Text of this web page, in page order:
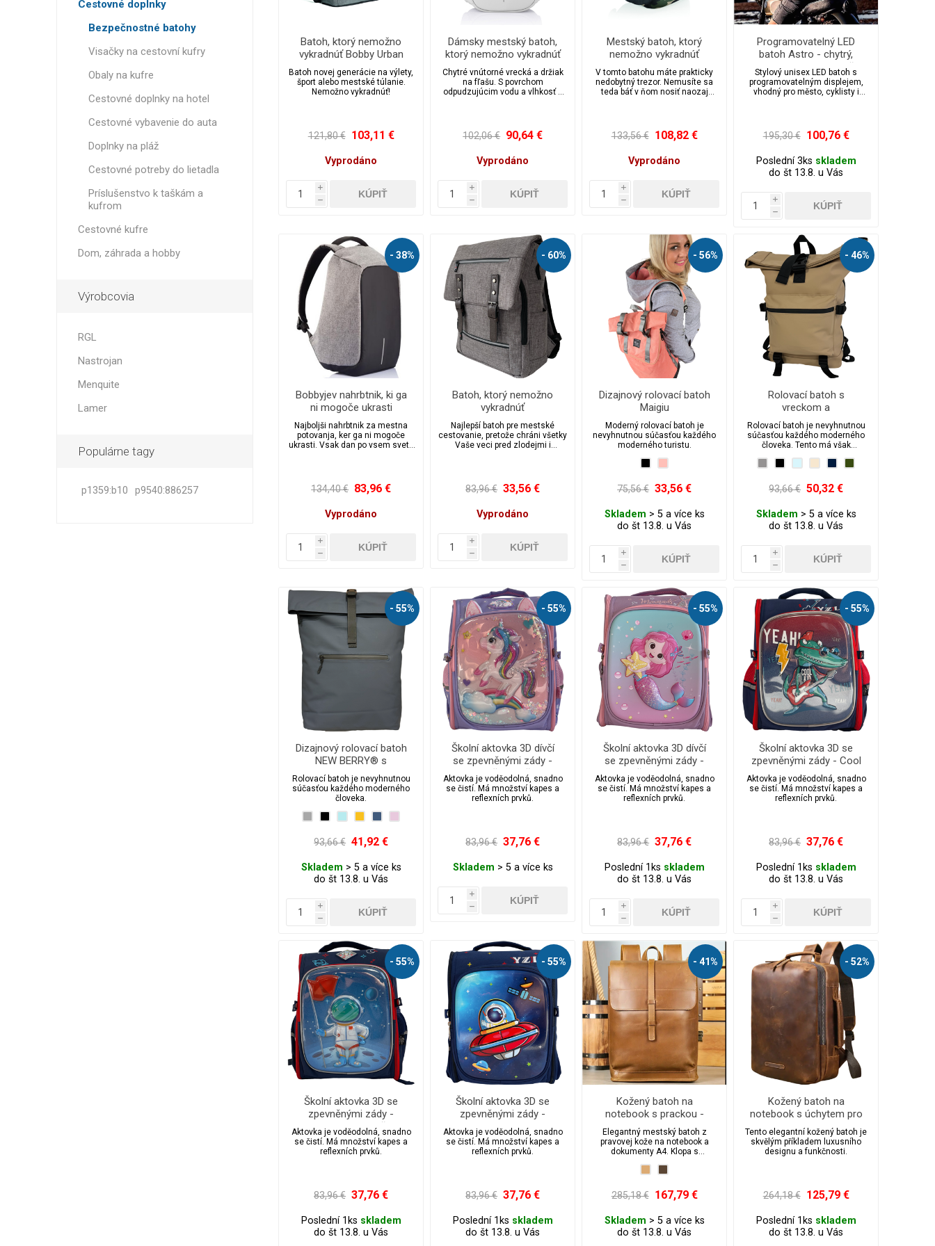
Zobraziť viac
Legíny
Batoh, ktorý nemožno
vykradnúť Bobby Urban
Lite, XD Design - 3 farby
Batoh novej generácie na výlety,
šport alebo mestské túlanie.
Nemožno vykradnúť!
121,80 € 103,11 €
Vyprodáno
i
h
Dámsky mestský batoh,
ktorý nemožno vykradnúť
Bobby Elle
Chytré vnútorné vrecká a držiak
na fľašu. S povrchom
odpudzujúcim vodu a vlhkosť a
102,06 € 90,64 €
Vyprodáno
i
h
Mestský batoh, ktorý
nemožno vykradnúť
Bobby, 14 ", XD Design,
camouflage
V tomto batohu máte prakticky
nedobytný trezor. Nemusíte sa
teda báť v ňom nosiť naozaj
133,56 € 108,82 €
Vyprodáno
i
h
Programovatelný LED
batoh Astro - chytrý,
interaktivní a jednoduše
personalizovatelný
Stylový unisex LED batoh s
programovatelným displejem,
vhodný pro město, cyklisty i
polyester. Personalizujte svůj styl
obrázky, texty i GIFy díky mobilní
195,30 € 100,76 €
Poslední 3ks skladem
do št 13.8. u Vás
i
h
- 38%
Bobbyjev nahrbtnik, ki ga
ni mogoče ukrasti
Najboljši nahrbtnik za mestna
potovanja, ker ga ni mogoče
ukrasti. Vsak dan po vsem svetu
134,40 € 83,96 €
Vyprodáno
i
h
- 60%
Batoh, ktorý nemožno
vykradnúť
Najlepší batoh pre mestské
cestovanie, pretože chráni všetky
Vaše veci pred zlodejmi i
83,96 € 33,56 €
Vyprodáno
i
h
- 56%
Dizajnový rolovací batoh
Maigiu
Moderný rolovací batoh je
nevyhnutnou súčasťou každého
moderného turistu.
75,56 € 33,56 €
Skladem > 5 a více ks
do št 13.8. u Vás
i
h
- 46%
Rolovací batoh s
vreckom a
minimalistickým
dizajnom + vodeodolnou
vrstvou
Rolovací batoh je nevyhnutnou
súčasťou každého moderného
človeka. Tento má však
mäkkého pogumovaného
93,66 € 50,32 €
Skladem > 5 a více ks
do št 13.8. u Vás
i
h
- 55%
Dizajnový rolovací batoh
NEW BERRY® s
vodoodpudivou vrstvou
Rolovací batoh je nevyhnutnou
súčasťou každého moderného
človeka.
93,66 € 41,92 €
Skladem > 5 a více ks
do št 13.8. u Vás
i
h
- 55%
Školní aktovka 3D dívčí
se zpevněnými zády -
jednorožec s ušima
Aktovka je voděodolná, snadno
se čistí. Má množství kapes a
reflexních prvků.
83,96 € 37,76 €
Skladem > 5 a více ks
i
h
- 55%
Školní aktovka 3D dívčí
se zpevněnými zády -
mořská panna
Aktovka je voděodolná, snadno
se čistí. Má množství kapes a
reflexních prvků.
83,96 € 37,76 €
Poslední 1ks skladem
do št 13.8. u Vás
i
h
- 55%
Školní aktovka 3D se
zpevněnými zády - Cool
krokodýl
Aktovka je voděodolná, snadno
se čistí. Má množství kapes a
reflexních prvků.
83,96 € 37,76 €
Poslední 1ks skladem
do št 13.8. u Vás
i
h
- 55%
Školní aktovka 3D se
zpevněnými zády -
Kosmonaut na měsíci
Aktovka je voděodolná, snadno
se čistí. Má množství kapes a
reflexních prvků.
83,96 € 37,76 €
Poslední 1ks skladem
do št 13.8. u Vás
- 55%
Školní aktovka 3D se
zpevněnými zády -
Kosmonaut v lodi
Aktovka je voděodolná, snadno
se čistí. Má množství kapes a
reflexních prvků.
83,96 € 37,76 €
Poslední 1ks skladem
do št 13.8. u Vás
- 41%
Kožený batoh na
notebook s prackou -
City Vintage
Elegantný mestský batoh z
pravovej kože na notebook a
dokumenty A4. Klopa s
klopou, polstrované popruhy a
nosenie do práce aj do mesta.
285,18 € 167,79 €
Skladem > 5 a více ks
do št 13.8. u Vás
- 52%
Kožený batoh na
notebook s úchytem pro
cestovní kufr
Tento elegantní kožený batoh je
skvělým příkladem luxusního
designu a funkčnosti.
264,18 € 125,79 €
Poslední 1ks skladem
do št 13.8. u Vás
Cestovné doplnky
Bezpečnostné batohy
Visačky na cestovní kufry
Obaly na kufre
Cestovné doplnky na hotel
Cestovné vybavenie do auta
Doplnky na pláž
Cestovné potreby do lietadla
Príslušenstvo k taškám a
kufrom
Cestovné kufre
Dom, záhrada a hobby
Výrobcovia
RGL
Nastrojan
Menquite
Lamer
Populárne tagy
p1359:b10 p9540:886257